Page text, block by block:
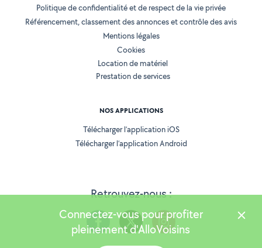
Retrouvez-nous :
Politique de confidentialité et de respect de la vie privée
Référencement, classement des annonces et contrôle des avis
Mentions légales
Cookies
Location de matériel
Prestation de services
NOS APPLICATIONS
Télécharger l’application iOS
Télécharger l’application Android
Connectez-vous pour profiter
pleinement d'AlloVoisins